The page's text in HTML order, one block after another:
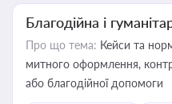
Благодійна і
Про що тема: Кейси та
митного оформлення,
або благодійної допомоги